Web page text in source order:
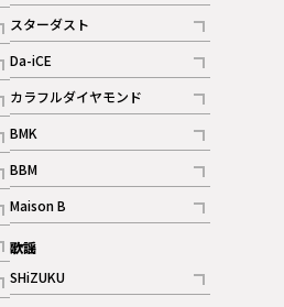
記事
ギャラリー
スターダスト
記事
Da-iCE
記事
カラフルダイヤモンド
記事
BMK
記事
BBM
記事
ギャラリー
Maison B
記事
歌謡
SHiZUKU
記事